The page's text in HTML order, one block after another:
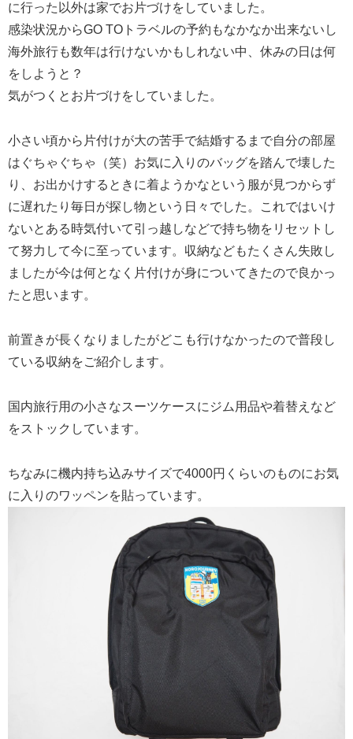
に行った以外は家でお片づけをしていました。
感染状況からGO TOトラベルの予約もなかなか出来ないし
海外旅行も数年は行けないかもしれない中、休みの日は何
をしようと？
気がつくとお片づけをしていました。
小さい頃から片付けが大の苦手で結婚するまで自分の部屋
はぐちゃぐちゃ（笑）お気に入りのバッグを踏んで壊した
り、お出かけするときに着ようかなという服が見つからず
に遅れたり毎日が探し物という日々でした。これではいけ
ないとある時気付いて引っ越しなどで持ち物をリセットし
て努力して今に至っています。収納などもたくさん失敗し
ましたが今は何となく片付けが身についてきたので良かっ
たと思います。
前置きが長くなりましたがどこも行けなかったので普段し
ている収納をご紹介します。
国内旅行用の小さなスーツケースにジム用品や着替えなど
をストックしています。
ちなみに機内持ち込みサイズで4000円くらいのものにお気
に入りのワッペンを貼っています。